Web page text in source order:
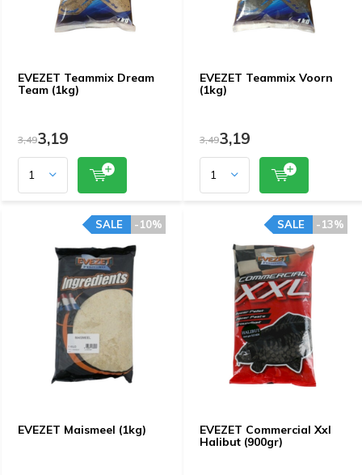
EVEZET Teammix Dream
Team (1kg)
3,493,19
EVEZET Teammix Voorn
(1kg)
3,493,19
EVEZET Maismeel (1kg)
-10%
SALE
EVEZET Commercial Xxl
Halibut (900gr)
-13%
SALE